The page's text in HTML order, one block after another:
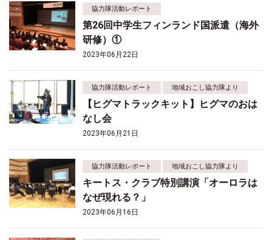
協力隊活動レポート
第26回中学生フィンランド国派遣（海外
研修）①
2023年06月22日
協力隊活動レポート 地域おこし協力隊より
【ヒグマトラックキット】ヒグマのおは
なし会
2023年06月21日
協力隊活動レポート 地域おこし協力隊より
キートス・クラブ特別講演「オーロラは
なぜ現れる？」
2023年06月16日